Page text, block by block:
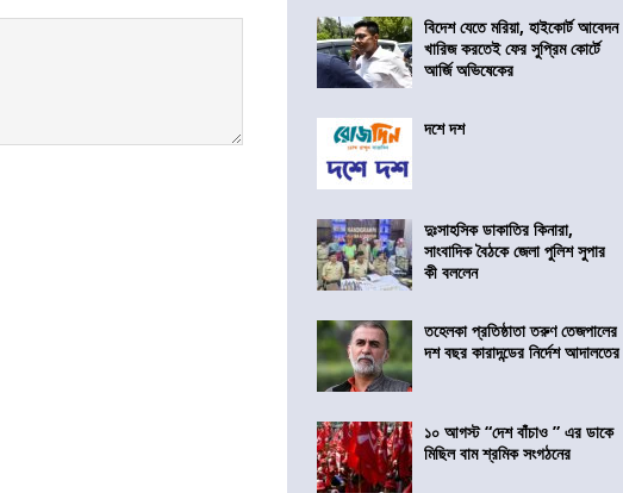
বিদেশ যেতে মরিয়া, হাইকোর্ট আবেদন
খারিজ করতেই ফের সুপ্রিম কোর্টে
আর্জি অভিষেকের
দশে দশ
দুঃসাহসিক ডাকাতির কিনারা,
সাংবাদিক বৈঠকে জেলা পুলিশ সুপার
কী বললেন
তহেলকা প্রতিষ্ঠাতা তরুণ তেজপালের
দশ বছর কারাদন্ডের নির্দেশ আদালতের
১০ আগস্ট “দেশ বাঁচাও ” এর ডাকে
মিছিল বাম শ্রমিক সংগঠনের